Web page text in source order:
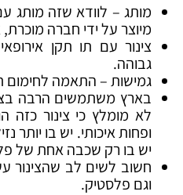
מותג – לוודא שזה מותג
מיוצר על ידי חברה מוכרת,
צינור עם תו תקן
גבוהה.
גמישות – התאמה לחימום
בארץ משתמשים הרבה
לא מומלץ כי צינור כזה
ופחות איכותי. יש בו יותר
יש בו רק שכבה אחת של
חשוב לשים לב שהצינור
וגם פלסטיק.